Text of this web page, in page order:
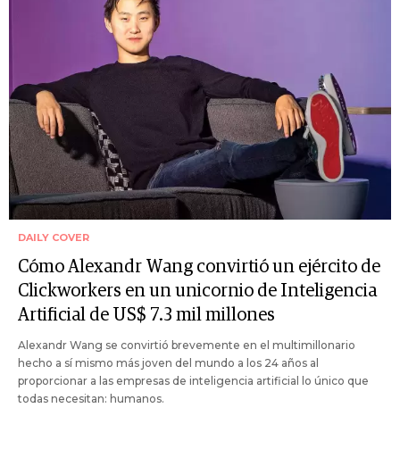
DAILY COVER
Cómo Alexandr Wang convirtió un ejército de
Clickworkers en un unicornio de Inteligencia
Artificial de US$ 7.3 mil millones
Alexandr Wang se convirtió brevemente en el multimillonario
hecho a sí mismo más joven del mundo a los 24 años al
proporcionar a las empresas de inteligencia artificial lo único que
todas necesitan: humanos.